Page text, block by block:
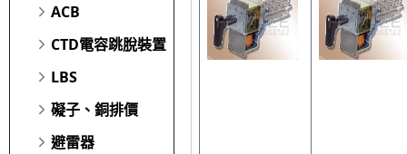
ACB
CTD電容跳脫裝置
LBS
礙子、銅排價
避雷器